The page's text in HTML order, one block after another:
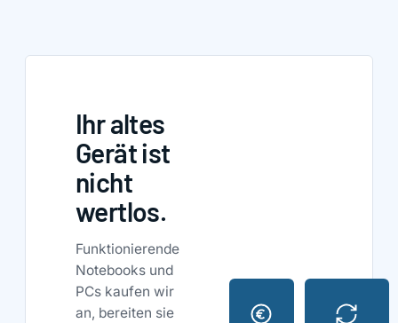
Ihr altes
Gerät ist
nicht
wertlos.
Funktionierende
Notebooks und
PCs kaufen wir
an, bereiten sie